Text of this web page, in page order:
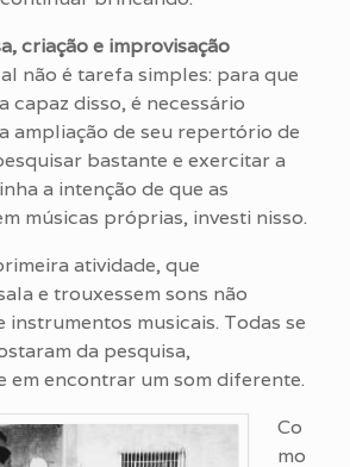
criação e improvisação
não é tarefa simples: para que
capaz disso, é necessário
ampliação de seu repertório de
bastante e exercitar a
a intenção de que as
músicas próprias, investi nisso.
atividade, que
e trouxessem sons não
instrumentos musicais. Todas se
da pesquisa,
em encontrar um som diferente.
Co
mo